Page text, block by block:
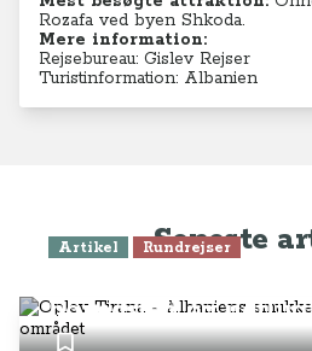
Rozafa ved byen Shkoda.
Mere information:
Rejsebureau: Gislev Rejser
Turistinformation: Albanien
Seneste
Artikel Rundrejser
hovedstad og